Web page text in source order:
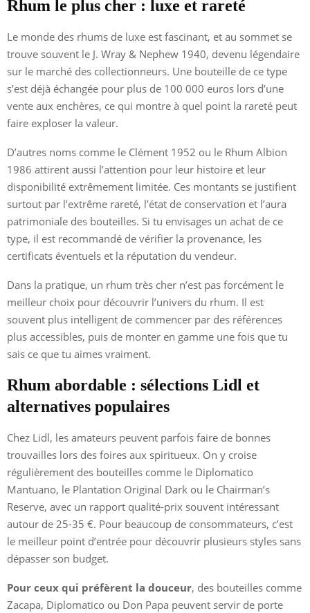
Rhum le plus cher : luxe et rareté
Le monde des rhums de luxe est fascinant, et au sommet se
trouve souvent le J. Wray & Nephew 1940, devenu légendaire
sur le marché des collectionneurs. Une bouteille de ce type
s’est déjà échangée pour plus de 100 000 euros lors d’une
vente aux enchères, ce qui montre à quel point la rareté peut
faire exploser la valeur.
D’autres noms comme le Clément 1952 ou le Rhum Albion
1986 attirent aussi l’attention pour leur histoire et leur
disponibilité extrêmement limitée. Ces montants se justifient
surtout par l’extrême rareté, l’état de conservation et l’aura
patrimoniale des bouteilles. Si tu envisages un achat de ce
type, il est recommandé de vérifier la provenance, les
certificats éventuels et la réputation du vendeur.
Dans la pratique, un rhum très cher n’est pas forcément le
meilleur choix pour découvrir l’univers du rhum. Il est
souvent plus intelligent de commencer par des références
plus accessibles, puis de monter en gamme une fois que tu
sais ce que tu aimes vraiment.
Rhum abordable : sélections Lidl et
alternatives populaires
Chez Lidl, les amateurs peuvent parfois faire de bonnes
trouvailles lors des foires aux spiritueux. On y croise
régulièrement des bouteilles comme le Diplomatico
Mantuano, le Plantation Original Dark ou le Chairman’s
Reserve, avec un rapport qualité-prix souvent intéressant
autour de 25-35 €. Pour beaucoup de consommateurs, c’est
le meilleur point d’entrée pour découvrir plusieurs styles sans
dépasser son budget.
Pour ceux qui préfèrent la douceur, des bouteilles comme
Zacapa, Diplomatico ou Don Papa peuvent servir de porte